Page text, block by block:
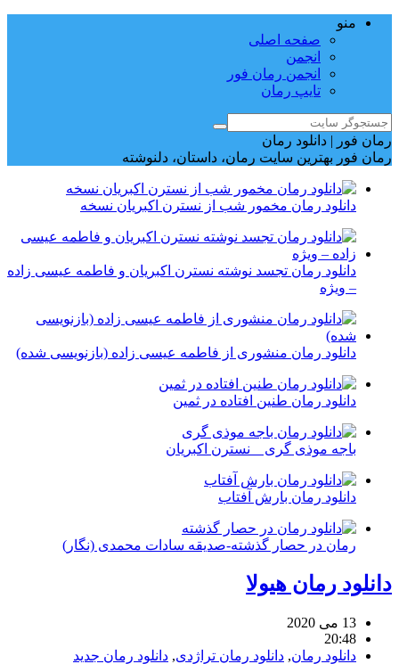
منو
صفحه اصلی
انجمن
انجمن رمان فور
تایپ رمان
رمان فور | دانلود رمان
رمان فور بهترین سایت رمان، داستان، دلنوشته
دانلود رمان مخمور شب از نسترن اکبریان نسخه
دانلود رمان تجسد نوشته نسترن اکبریان و فاطمه عیسی زاده
– ویژه
دانلود رمان منشوری از فاطمه عیسی زاده (بازنویسی شده)
دانلود رمان طنین افتاده در ثمین
باجه موذی گری _ نسترن اکبریان
دانلود رمان بارش آفتاب
رمان در حصار گذشته-صدیقه سادات محمدی (نگار)
دانلود رمان هیولا
13 می 2020
20:48
دانلود رمان, دانلود رمان تراژدی, دانلود رمان جدید